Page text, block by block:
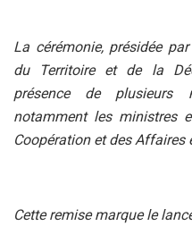
La cérémonie, présidée
du Territoire et de la
présence de plusieurs
notamment les ministres
Coopération et des Affaires
Cette remise marque le